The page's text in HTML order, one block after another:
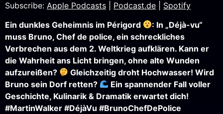
Spotify
RSS FEED
LINK
EMBED
Subscribe: Apple Podcasts Podcast.de
Spotify
Ein dunkles Geheimnis im Périgord
: In „Déjà-vu“
muss Bruno, Chef de police, ein schreckliches
Verbrechen aus dem 2. Weltkrieg aufklären. Kann er
die Wahrheit ans Licht bringen, ohne alte Wunden
aufzureißen?
Gleichzeitig droht Hochwasser! Wird
Bruno sein Dorf retten?
Ein spannender Fall voller
Geschichte, Kulinarik & Dramatik erwartet dich!
#MartinWalker #DéjàVu #BrunoChefDePolice